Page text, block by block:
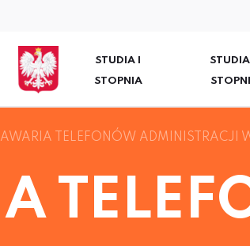
STUDIA I
STOPNIA
STUDIA
AWARIA TELEFONÓW ADMINISTRACJI